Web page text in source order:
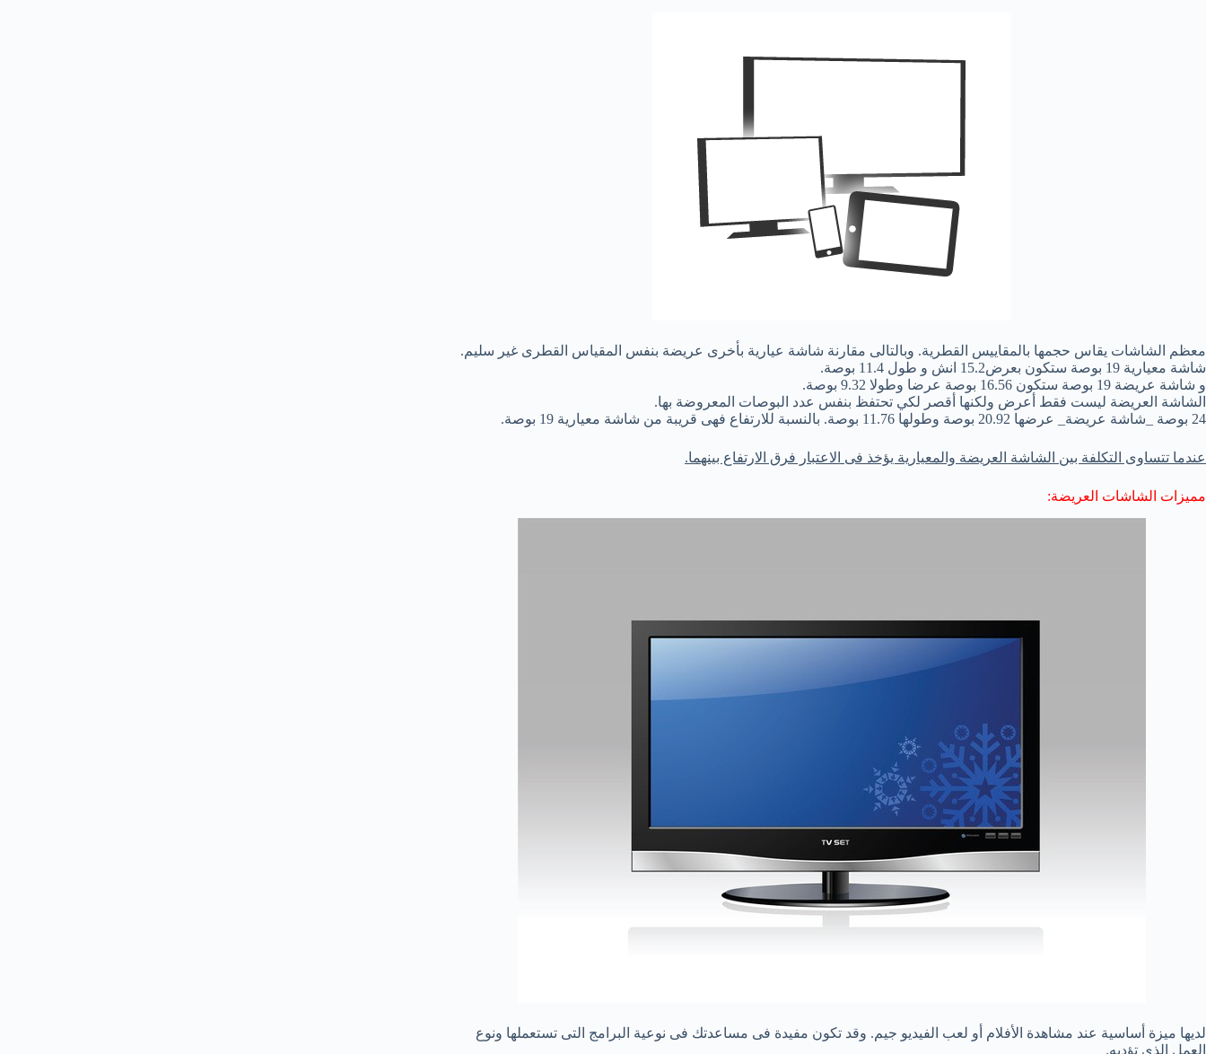
معظم الشاشات يقاس حجمها بالمقاييس القطرية. وبالتالى مقارنة شاشة عيارية بأخرى عريضة بنفس المقياس القطرى غير سليم.
شاشة معيارية 19 بوصة ستكون بعرض15.2 انش و طول 11.4 بوصة.
و شاشة عريضة 19 بوصة ستكون 16.56 بوصة عرضا وطولا 9.32 بوصة.
الشاشة العريضة ليست فقط أعرض ولكنها أقصر لكي تحتفظ بنفس عدد البوصات المعروضة بها.
24 بوصة _شاشة عريضة_ عرضها 20.92 بوصة وطولها 11.76 بوصة. بالنسبة للارتفاع فهى قريبة من شاشة معيارية 19 بوصة.
عندما تتساوى التكلفة بين الشاشة العريضة والمعيارية يؤخذ فى الاعتبار فرق الارتفاع بينهما.
مميزات الشاشات العريضة:
لديها ميزة أساسية عند مشاهدة الأفلام أو لعب الفيديو جيم. وقد تكون مفيدة فى مساعدتك فى نوعية البرامج التى تستعملها ونوع
العمل الذى تؤديه.